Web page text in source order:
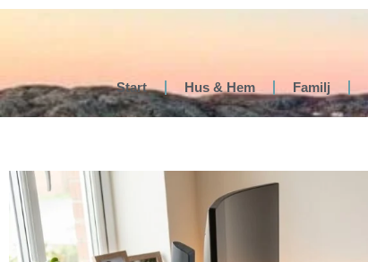
Start Hus & Hem Familj